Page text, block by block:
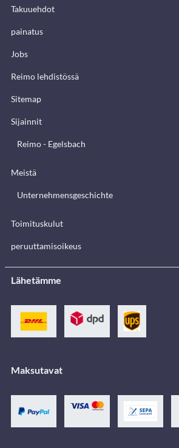
Takuuehdot
painatus
Jobs
Reimo lehdistössä
Sitemap
Sijainnit
Reimo - Egelsbach
Meistä
Unternehmensgeschichte
Toimituskulut
peruuttamisoikeus
Lähetämme
Maksutavat